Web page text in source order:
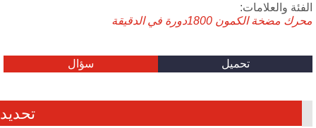
والعلامات:
مضخة الكمون 1800دورة في الدقيقة
تحميل سؤال
تحديد